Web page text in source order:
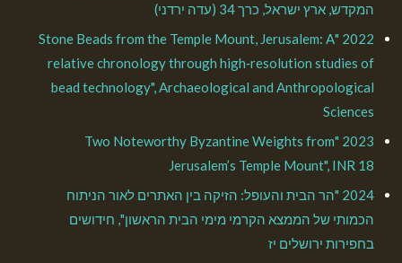
המקדש, ארץ ישראל, כרך 34 (עדה ירדני)
2022 "Stone Beads from the Temple Mount, Jerusalem: A
relative chronology through high‑resolution studies of
bead technology", Archaeological and Anthropological
Sciences
2023 "Two Noteworthy Byzantine Weights from
Jerusalem’s Temple Mount", INR 18
2024 "הר הבית והעופל: הזיקה בין האתרים לאור הניתוח
הכמותי של הממצא הקרמי מימי הבית הראשון", חידושים
בחפירות ירושלים יז